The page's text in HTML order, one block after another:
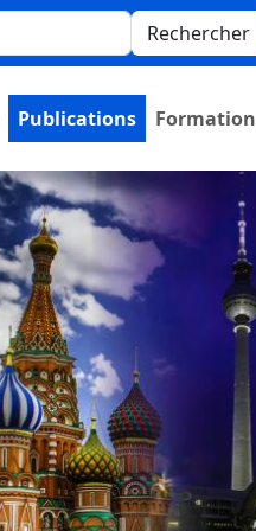
Publications Formation